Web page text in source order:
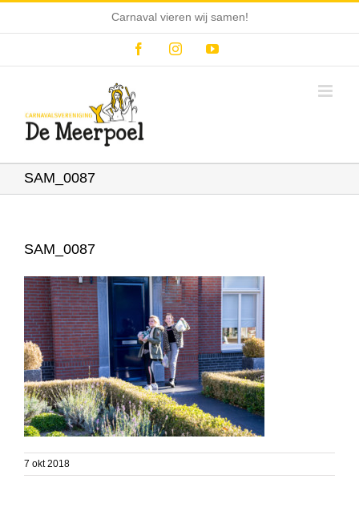
Carnaval vieren wij samen!
FacebookInstagramYouTube
SAM_0087
SAM_0087
7 okt 2018